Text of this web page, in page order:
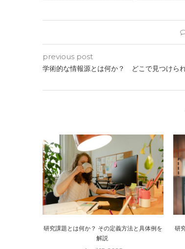
previous post
学術的な情報源とは何か？ どこで見つけら
研究課題とは何か？ その定義方法と具体例を
解説
研